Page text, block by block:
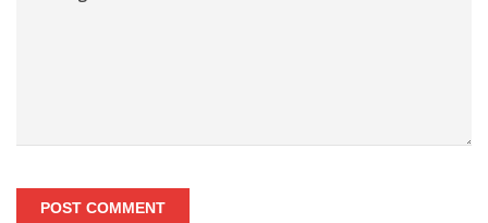
POST COMMENT